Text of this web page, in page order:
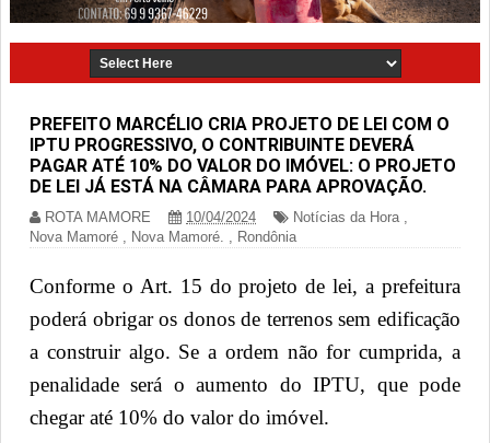
PREFEITO MARCÉLIO CRIA PROJETO DE LEI COM O
IPTU PROGRESSIVO, O CONTRIBUINTE DEVERÁ
PAGAR ATÉ 10% DO VALOR DO IMÓVEL: O PROJETO
DE LEI JÁ ESTÁ NA CÂMARA PARA APROVAÇÃO.
ROTA MAMORE 10/04/2024 Notícias da Hora,
Nova Mamoré , Nova Mamoré. , Rondônia
Conforme o Art. 15 do projeto de lei, a prefeitura
poderá obrigar os donos de terrenos sem edificação
a construir algo. Se a ordem não for cumprida, a
penalidade será o aumento do IPTU, que pode
chegar até 10% do valor do imóvel.